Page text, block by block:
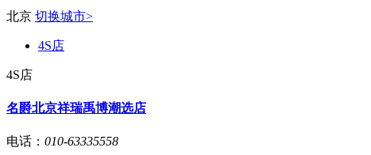
北京 切换城市>
4S店
4S店
名爵北京祥瑞禹博潮选店
电话： 010-63335558